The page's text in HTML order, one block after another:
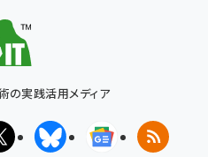
の実践活用メディア
X(エックス)BlueskyGoogleニュ
RSS